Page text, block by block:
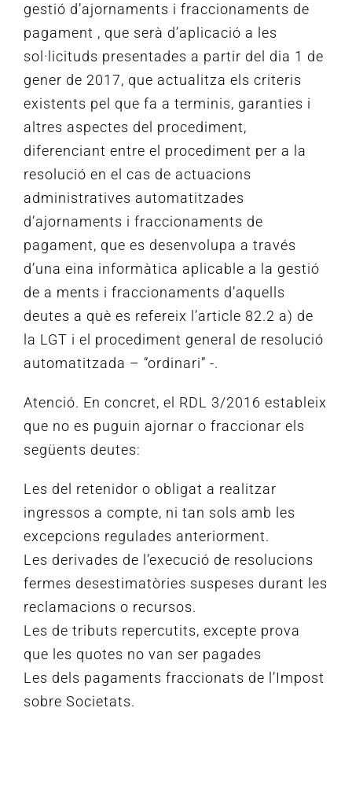
gestió d’ajornaments i fraccionaments de
pagament , que serà d’aplicació a les
sol·licituds presentades a partir del dia 1 de
gener de 2017, que actualitza els criteris
existents pel que fa a terminis, garanties i
altres aspectes del procediment,
diferenciant entre el procediment per a la
resolució en el cas de actuacions
administratives automatitzades
d’ajornaments i fraccionaments de
pagament, que es desenvolupa a través
d’una eina informàtica aplicable a la gestió
de a ments i fraccionaments d’aquells
deutes a què es refereix l’article 82.2 a) de
la LGT i el procediment general de resolució
automatitzada – “ordinari” -.
Atenció. En concret, el RDL 3/2016 estableix
que no es puguin ajornar o fraccionar els
següents deutes:
Les del retenidor o obligat a realitzar
ingressos a compte, ni tan sols amb les
excepcions regulades anteriorment.
Les derivades de l’execució de resolucions
fermes desestimatòries suspeses durant les
reclamacions o recursos.
Les de tributs repercutits, excepte prova
que les quotes no van ser pagades
Les dels pagaments fraccionats de l’Impost
sobre Societats.